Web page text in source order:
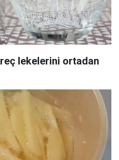
lekelerini ortadan